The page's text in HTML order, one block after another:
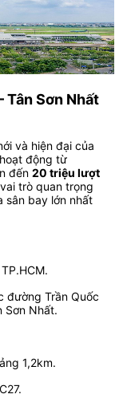
Tân Sơn Nhất
và hiện đại của
động từ
đến 20 triệu lượt
trò quan trọng
sân bay lớn nhất
đường Trần Quốc
Sơn Nhất.
1,2km.